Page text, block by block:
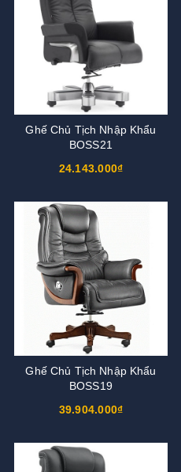
Ghế Chủ Tịch Nhập Khẩu
BOSS21
24.143.000₫
Ghế Chủ Tịch Nhập Khẩu
BOSS19
39.904.000₫